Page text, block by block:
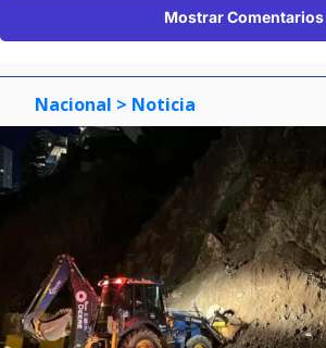
Mostrar Comentarios
Nacional > Noticia